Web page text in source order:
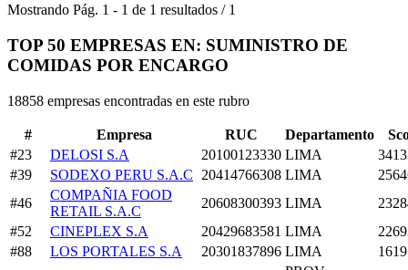
Mostrando Pág. 1 - 1 de 1 resultados / 1
TOP 50 EMPRESAS EN: SUMINISTRO DE
COMIDAS POR ENCARGO
18858 empresas encontradas en este rubro
# Empresa RUC Departamento
#23
DELOSI S.A 20100123330 LIMA
#39
SODEXO PERU S.A.C 20414766308 LIMA
#46
COMPAÑIA FOOD
RETAIL S.A.C
20608300393 LIMA
#52
CINEPLEX S.A 20429683581 LIMA
#88
LOS PORTALES S.A 20301837896 LIMA